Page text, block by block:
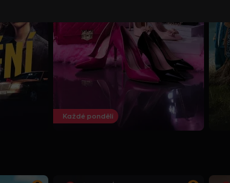
Každé pondělí